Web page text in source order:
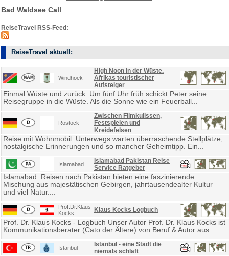
Bad Waldsee Call:
ReiseTravel RSS-Feed:
ReiseTravel aktuell:
Windhoek
High Noon in der Wüste.
Afrikas touristischer
Aufsteiger
Einmal Wüste und zurück: Um fünf Uhr früh schickt Peter seine
Reisegruppe in die Wüste. Als die Sonne wie ein Feuerball...
Rostock
Zwischen Filmkulissen,
Festspielen und
Kreidefelsen
Reise mit Wohnmobil: Unterwegs warten überraschende Stellplätze,
nostalgische Erinnerungen und so mancher Geheimtipp. Ein...
Islamabad
Islamabad Pakistan Reise
Service Ratgeber
Islamabad: Reisen nach Pakistan bieten eine faszinierende
Mischung aus majestätischen Gebirgen, jahrtausendealter Kultur
und viel Natur....
Prof.Dr.Klaus
Kocks
Klaus Kocks Logbuch
Prof. Dr. Klaus Kocks - Logbuch Unser Autor Prof. Dr. Klaus Kocks ist
Kommunikationsberater (Cato der Ältere) von Beruf & Autor aus...
Istanbul
Istanbul - eine Stadt die
niemals schläft